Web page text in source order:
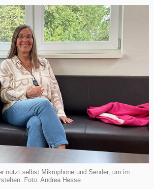
nutzt selbst Mikrophone und Sender, um im
Foto: Andrea Hesse